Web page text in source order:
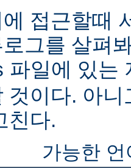
접근할때
그를 살펴
파일에 있는
것이다. 아
친다.
가능한